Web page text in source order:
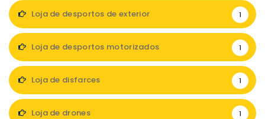
Loja de desportos de exterior 1
Loja de desportos motorizados 1
Loja de disfarces 1
Loja de drones 1